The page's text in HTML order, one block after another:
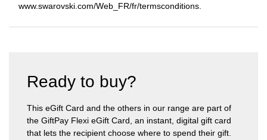
www.swarovski.com/Web_FR/fr/termsconditions.
Ready to buy?
This eGift Card and the others in our range are part of
the GiftPay Flexi eGift Card, an instant, digital gift card
that lets the recipient choose where to spend their gift.